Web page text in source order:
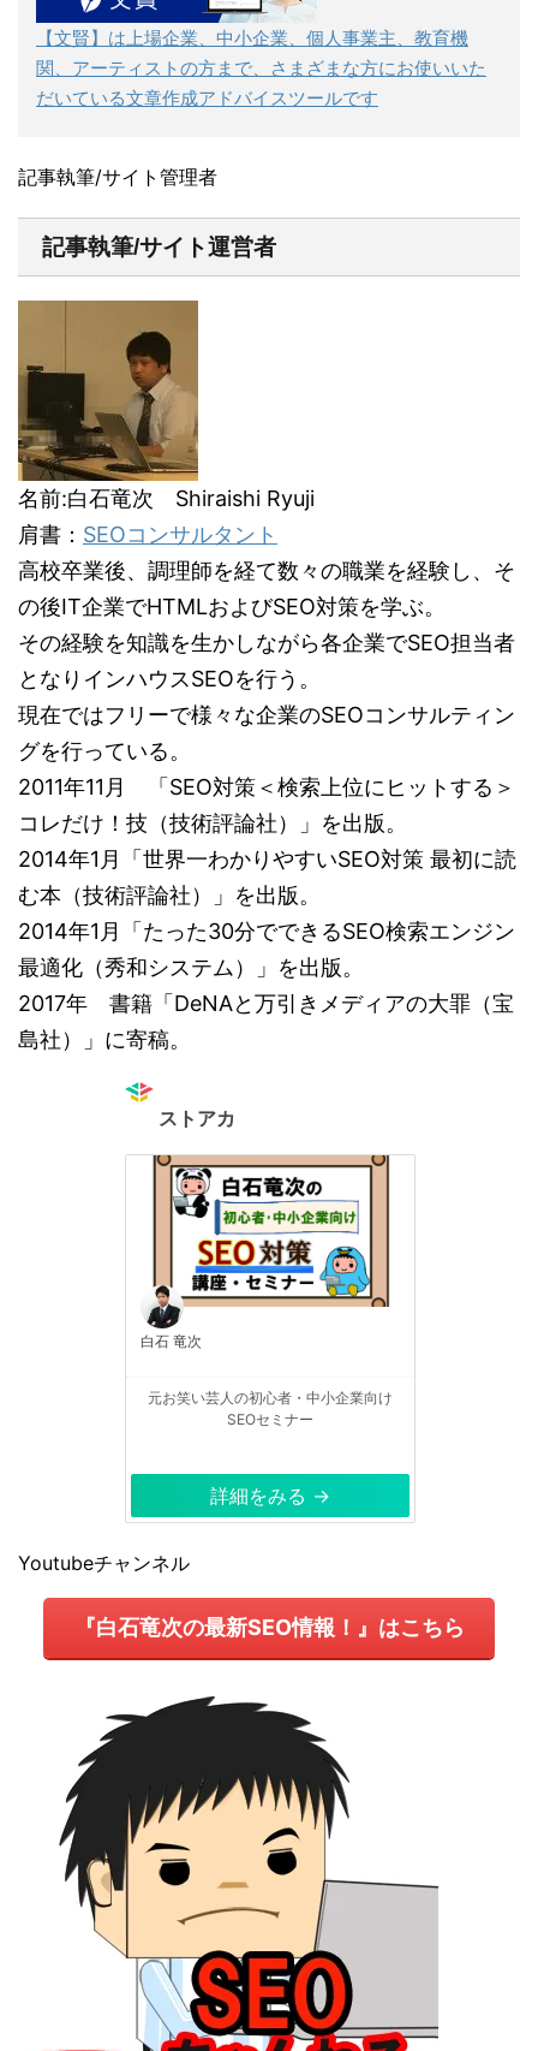
【文賢】は上場企業、中小企業、個人事業主、教育機
関、アーティストの方まで、さまざまな方にお使いいた
だいている文章作成アドバイスツールです
記事執筆/サイト管理者
記事執筆/サイト運営者
名前:白石竜次 Shiraishi Ryuji
肩書： SEOコンサルタント
高校卒業後、調理師を経て数々の職業を経験し、そ
の後IT企業でHTMLおよびSEO対策を学ぶ。
その経験を知識を生かしながら各企業でSEO担当者
となりインハウスSEOを行う。
現在ではフリーで様々な企業のSEOコンサルティン
グを行っている。
2011年11月 「SEO対策＜検索上位にヒットする＞
コレだけ！技（技術評論社）」を出版。
2014年1月「世界一わかりやすいSEO対策 最初に読
む本（技術評論社）」を出版。
2014年1月「たった30分でできるSEO検索エンジン
最適化（秀和システム）」を出版。
2017年 書籍「DeNAと万引きメディアの大罪（宝
島社）」に寄稿。
ストアカ
白石 竜次
元お笑い芸人の初心者・中小企業向け
SEOセミナー
詳細をみる →
Youtubeチャンネル
『白石竜次の最新SEO情報！』はこちら